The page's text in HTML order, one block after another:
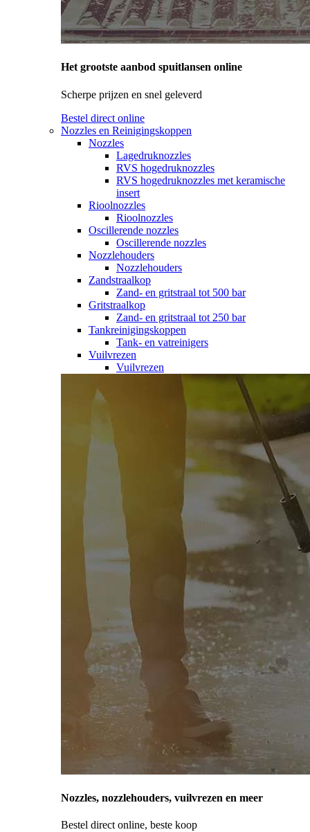
Het grootste aanbod spuitlansen online
Scherpe prijzen en snel geleverd
Bestel direct online
Nozzles en Reinigingskoppen
Nozzles
Lagedruknozzles
RVS hogedruknozzles
RVS hogedruknozzles met keramische
insert
Rioolnozzles
Rioolnozzles
Oscillerende nozzles
Oscillerende nozzles
Nozzlehouders
Nozzlehouders
Zandstraalkop
Zand- en gritstraal tot 500 bar
Gritstraalkop
Zand- en gritstraal tot 250 bar
Tankreinigingskoppen
Tank- en vatreinigers
Vuilvrezen
Vuilvrezen
Nozzles, nozzlehouders, vuilvrezen en meer
Bestel direct online, beste koop